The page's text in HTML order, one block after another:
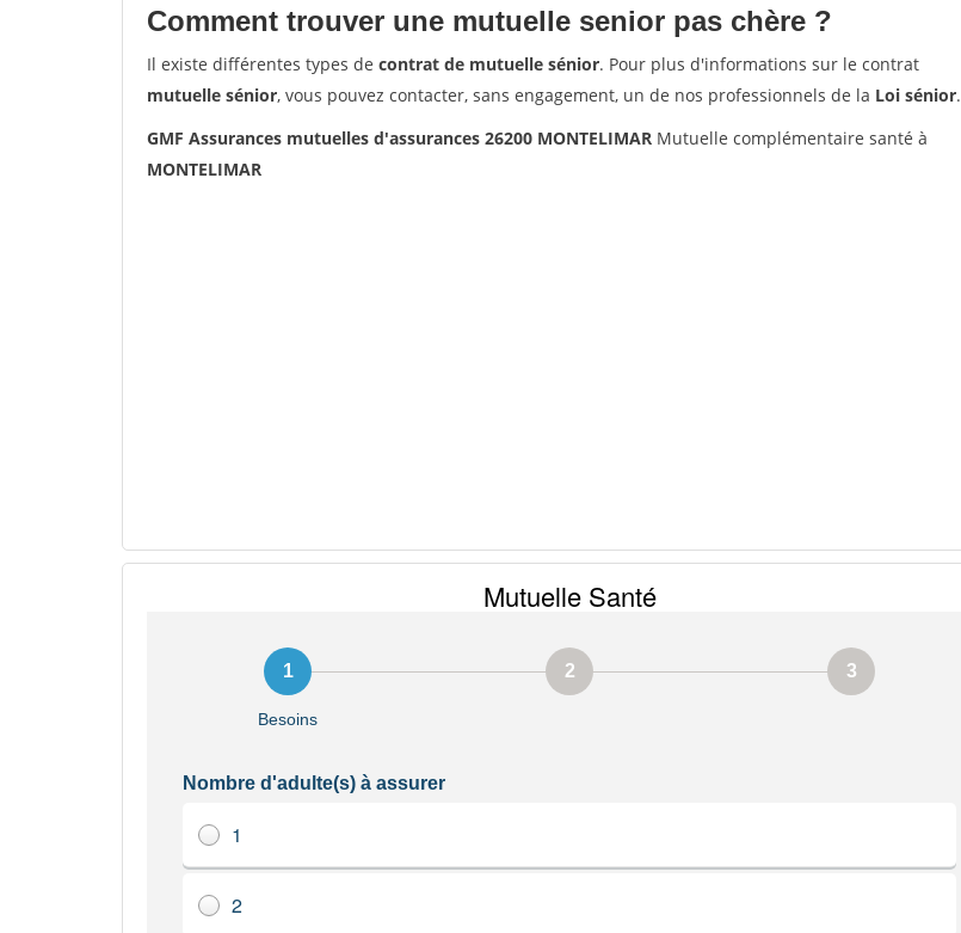
Comment trouver une mutuelle senior pas chère ?
Il existe différentes types de contrat de mutuelle sénior. Pour plus d'informations sur le contrat
mutuelle sénior, vous pouvez contacter, sans engagement, un de nos professionnels de la Loi sénior.
GMF Assurances mutuelles d'assurances 26200 MONTELIMAR Mutuelle complémentaire santé à
MONTELIMAR